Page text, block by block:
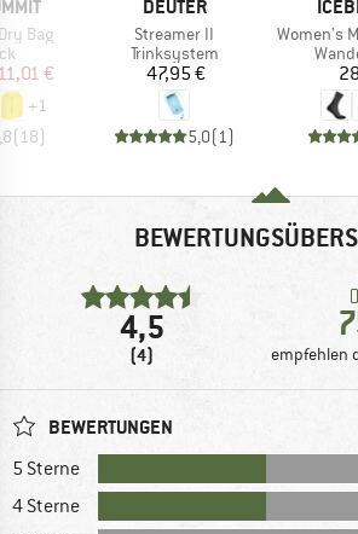
Bag
Preis
€
+1
(18)
DEUTER
Artikel
Streamer II
Produktgruppe
Trinksystem
Preis
47,95 €
5,0(1 )
Artikel
Women's Merino
4,5
(4) empfehlen
BEWERTUNGEN
5 Sterne
4 Sterne